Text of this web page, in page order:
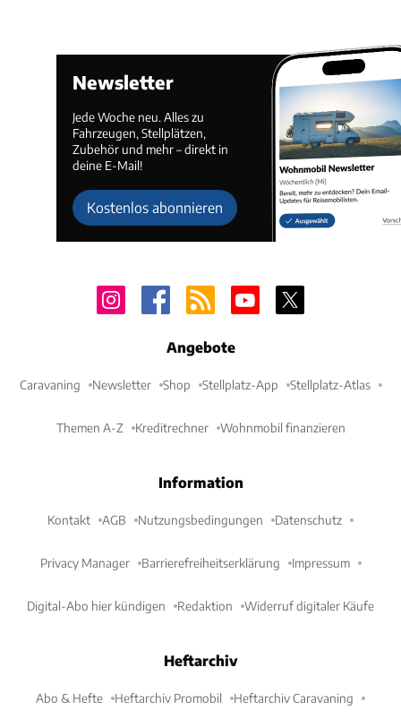
Newsletter
Jede Woche neu. Alles zu
Fahrzeugen, Stellplätzen,
Zubehör und mehr – direkt in
deine E-Mail!
Kostenlos abonnieren
Angebote
Caravaning Newsletter Shop Stellplatz-App Stellplatz-Atlas
Themen A-Z Kreditrechner Wohnmobil finanzieren
Information
Kontakt AGB Nutzungsbedingungen Datenschutz
Privacy Manager Barrierefreiheitserklärung Impressum
Digital-Abo hier kündigen Redaktion Widerruf digitaler Käufe
Heftarchiv
Abo & Hefte Heftarchiv Promobil Heftarchiv Caravaning